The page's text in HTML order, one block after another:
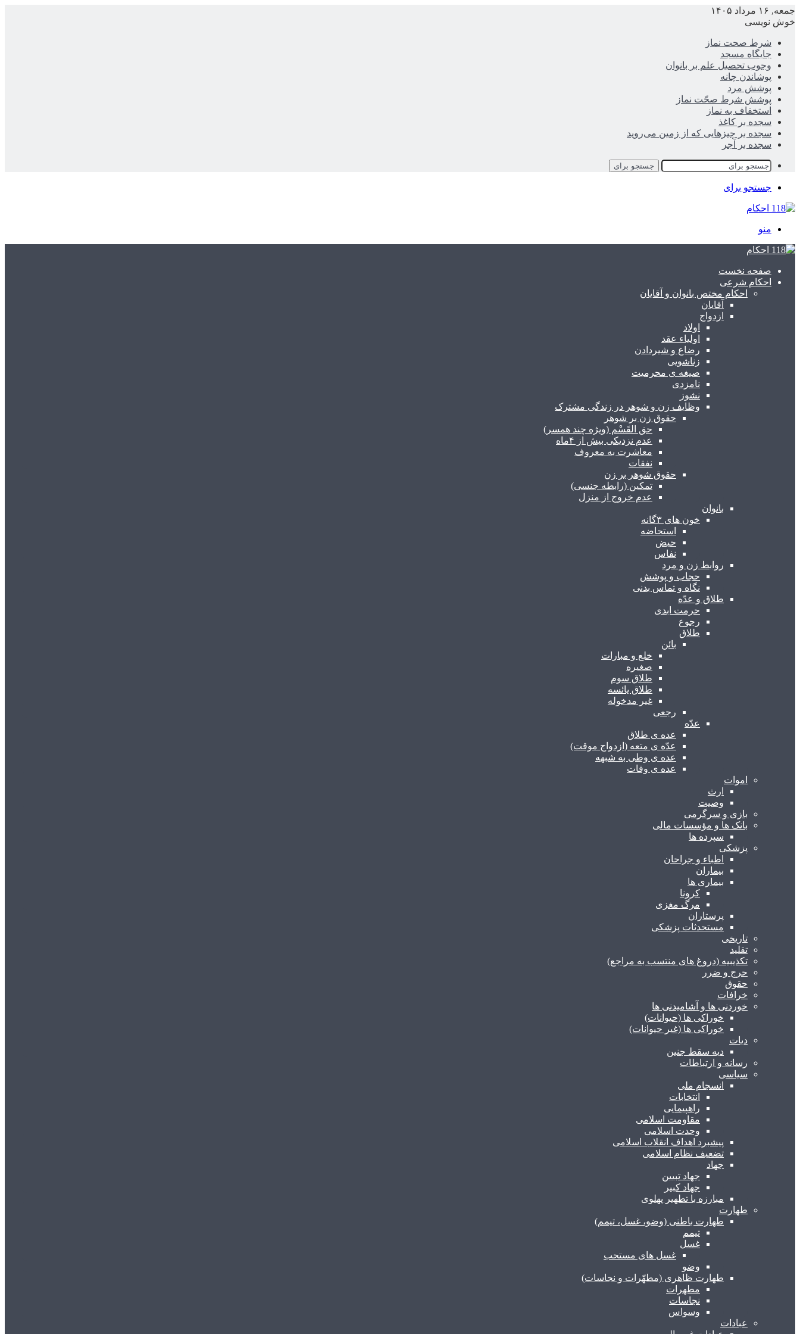
جمعه, ۱۶ مرداد ۱۴۰۵
خوش نویسی
شرط صحت نماز
جایگاه مسجد
وجوب تحصیل علم بر بانوان
پوشاندن چانه
پوشش مرد
پوشش شرط صحّت نماز
استخفاف به نماز
سجده بر کاغذ
سجده بر چیزهایی که از زمین می‌روید
سجده بر آجر
جستجو برای
جستجو برای
منو
صفحه نخست
احکام شرعی
احکام مختص بانوان و آقایان
آقایان
ازدواج
اولاد
اولیاء عقد
رضاع و شیردادن
زناشویی
صیغه ی محرمیت
نامزدی
نشوز
وظایف زن و شوهر در زندگی مشترک
حقوق زن بر شوهر
حق القَسْم (ویژه چند همسر)
عدم نزدیکی بیش از ۴ماه
معاشرت به معروف
نفقات
حقوق شوهر بر زن
تمکین (رابطه جنسی)
عدم خروج از منزل
بانوان
خون های ۳گانه
استحاضه
حیض
نفاس
روابط زن و مرد
حجاب و پوشش
نگاه و تماس بدنی
طلاق و عدّه
حرمت ابدی
رجوع
طلاق
بائن
خلع و مبارات
صغیره
طلاق سوم
طلاق یائسه
غیر مدخوله
رجعی
عدّه
عده ی طلاق
عدّه ی متعه (ازدواج موقت)
عده ی وطی به شبهه
عده ی وفات
اموات
ارث
وصیت
بازی و سرگرمی
بانک ها و مؤسسات مالی
سپرده ها
پزشکی
اطباء و جراحان
بیماران
بیماری ها
کرونا
مرگ مغزی
پرستاران
مستحدثات پزشکی
تاریخی
تقلید
تکذیبیه (دروغ های منتسب به مراجع)
حرج و ضرر
حقوق
خرافات
خوردنی ها و آشامیدنی ها
خوراکی ها (حیوانات)
خوراکی ها (غیر حیوانات)
دیات
دیه سقط جنین
رسانه و ارتباطات
سیاسی
انسجام ملی
انتخابات
راهپیمایی
مقاومت اسلامی
وحدت اسلامی
پیشبرد اهداف انقلاب اسلامی
تضعیف نظام اسلامی
جهاد
جهاد تبیین
جهاد کبیر
مبارزه با تطهیر پهلوی
طهارت
طهارت باطنی (وضو، غسل، تیمم)
تیمم
غسل
غسل های مستحب
وضو
طهارت ظاهری (مطهّرات و نجاسات)
مطهرات
نجاسات
وسواس
عبادات